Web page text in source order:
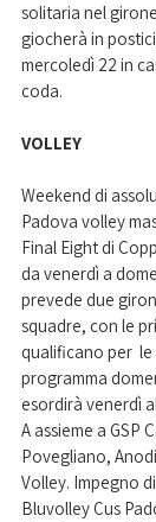
solitaria nel
giocherà in
mercoledì 22 in
coda.
VOLLEY
Weekend di
Padova volley
Final Eight di
da venerdì a
prevede due
squadre, con le
qualificano per
programma
esordirà venerdì
A assieme a GSP
Povegliano,
Volley. Impegno
Bluvolley Cus